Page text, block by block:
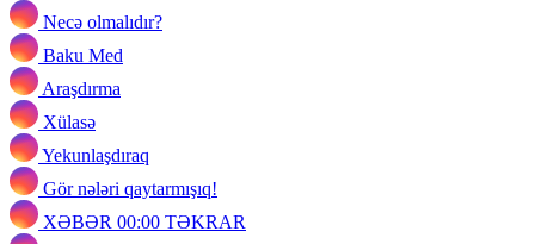
Necə olmalıdır?
Baku Med
Araşdırma
Xülasə
Yekunlaşdıraq
Gör nələri qaytarmışıq!
XƏBƏR 00:00 TƏKRAR